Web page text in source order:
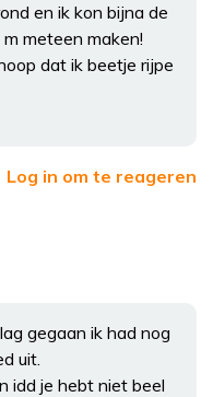
en ik kon bijna de
meteen maken!
dat ik beetje rijpe
Log in om te reageren
gegaan ik had nog
uit.
idd je hebt niet beel